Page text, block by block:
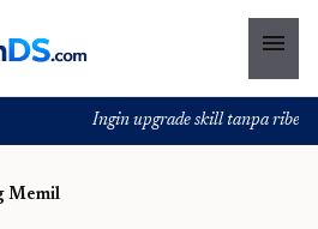
menu
Ingin upgrade skill tanpa ribet?
Memil